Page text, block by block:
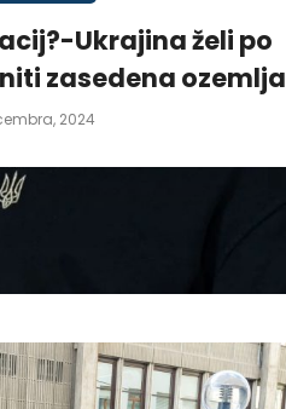
Ukrajina želi po
zasedena ozemlja
2024